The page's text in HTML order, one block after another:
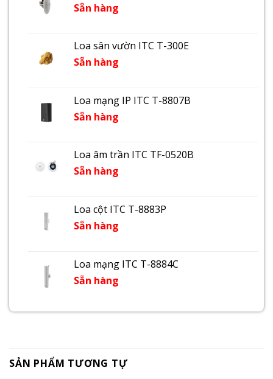
Sẵn hàng
Loa sân vườn ITC T-300E
Sẵn hàng
Loa mạng IP ITC T-8807B
Sẵn hàng
Loa âm trần ITC TF-0520B
Sẵn hàng
Loa cột ITC T-8883P
Sẵn hàng
Loa mạng ITC T-8884C
Sẵn hàng
SẢN PHẨM TƯƠNG TỰ